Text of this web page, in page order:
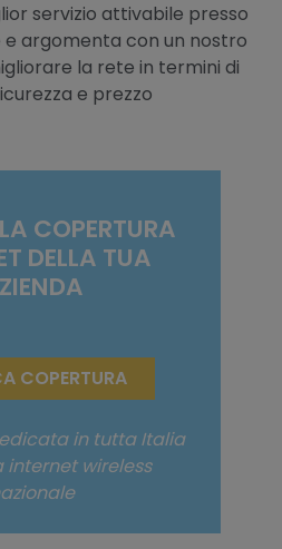
servizio attivabile presso
e argomenta con un nostro
la rete in termini di
e prezzo
COPERTURA
DELLA TUA
COPERTURA
in tutta Italia
internet wireless